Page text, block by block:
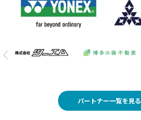
パートナー一覧を見る